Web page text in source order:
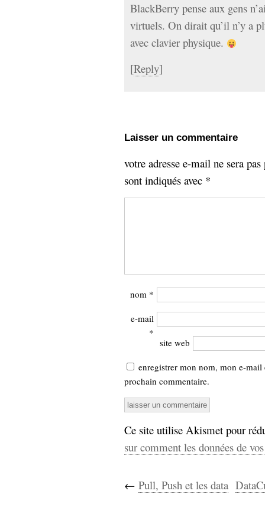
BlackBerry pense aux gens
virtuels. On dirait qu’il n’y a
avec clavier physique.
[Reply]
Laisser un commentaire
votre adresse e-mail ne sera
sont indiqués avec *
nom *
e-mail
*
site web
enregistrer mon nom, mon e-
prochain commentaire.
Ce site utilise Akismet pour
sur comment les données de
← Pull, Push et les data